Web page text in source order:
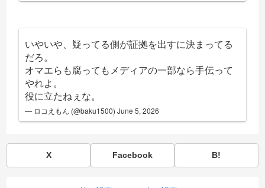
いやいや、疑ってる側が証拠を出すに決まってる
だろ。
オマエらも腐ってもメディアの一部なら手伝って
やれよ。
役に立たねぇな。
— ロコえもん (@baku1500)June 5, 2026
X Facebook B!